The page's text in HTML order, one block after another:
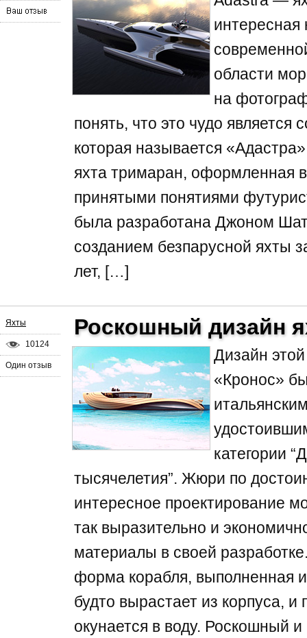
интересная
области
на
понять, что это чудо является
которая называется
яхта тримаран, оформленная в
принятыми понятиями
была разработана Джоном
созданием безпарусной яхты
лет, […]
Яхты
10124
Один отзыв
Роскошный дизайн
Дизайн
«Кронос»
категории
тысячелетия”. Жюри по
интересное проектирование
так выразительно и
материалы в своей
форма корабля, выполненная
будто вырастает из корпуса, и
окунается в воду. Роскошный